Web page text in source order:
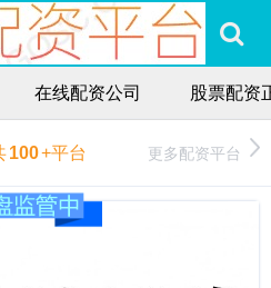
在线配资公司 股票配资
100+平台 更多配资平台